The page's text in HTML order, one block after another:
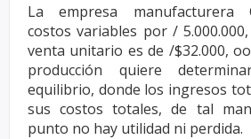
La empresa manufacturera
costosvariables por /
venta unitario es de /$32.000,
producción quiere
equilibrio, donde los ingresos
sus costos totales, de tal
punto no hay utilidad ni perdida.